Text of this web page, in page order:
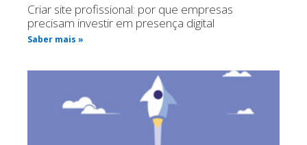
Criar site profissional: por que empresas
precisam investir em presença digital
Saber mais »